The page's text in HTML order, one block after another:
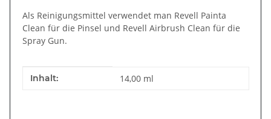
Als Reinigungsmittel verwendet man Revell Painta
Clean für die Pinsel und Revell Airbrush Clean für die
Spray Gun.
Produkteigenschaft
Wert
Inhalt: 14,00 ml